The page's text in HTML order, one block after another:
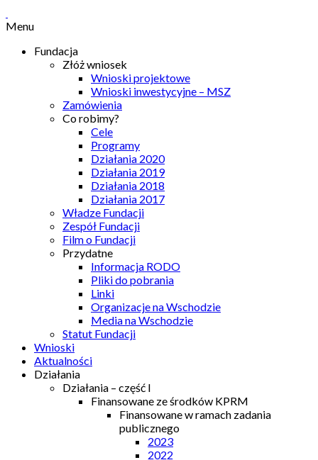
Menu
Fundacja
Złóż wniosek
Wnioski projektowe
Wnioski inwestycyjne – MSZ
Zamówienia
Co robimy?
Cele
Programy
Działania 2020
Działania 2019
Działania 2018
Działania 2017
Władze Fundacji
Zespół Fundacji
Film o Fundacji
Przydatne
Informacja RODO
Pliki do pobrania
Linki
Organizacje na Wschodzie
Media na Wschodzie
Statut Fundacji
Wnioski
Aktualności
Działania
Działania – część I
Finansowane ze środków KPRM
Finansowane w ramach zadania
publicznego
2023
2022